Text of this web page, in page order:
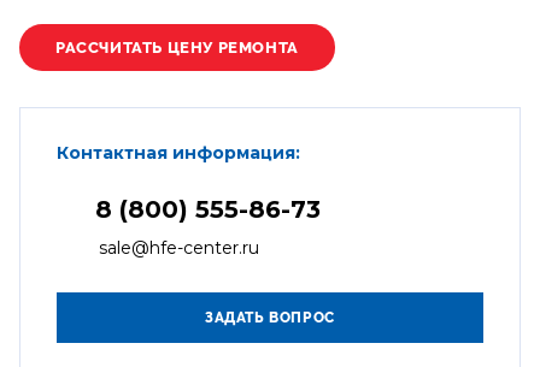
Контактная информация:
8 (800) 555-86-73
sale@hfe-center.ru